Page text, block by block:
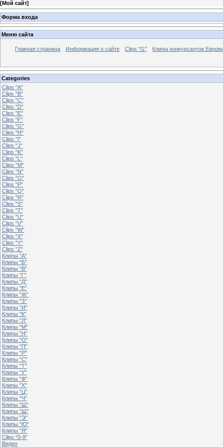
[Мой сайт]
Форма входа
Меню сайта
Главная страница Информация о сайте Clips "G" Клипы конкурсантов
Categories
Clips "A"
Clips "B"
Clips "C"
Clips "D"
Clips "E"
Clips "F"
Clips "G"
Clips "H"
Clips "I"
Clips "J"
Clips "K"
Clips "L"
Clips "M"
Clips "N"
Clips "O"
Clips "P"
Clips "Q"
Clips "R"
Clips "S"
Clips "T"
Clips "U"
Clips "V"
Clips "W"
Clips "X"
Clips "Y"
Clips "Z"
Клипы "А"
Клипы "Б"
Клипы "В"
Клипы "Г"
Клипы "Д"
Клипы "Е"
Клипы "Ж"
Клипы "З"
Клипы "И"
Клипы "К"
Клипы "Л"
Клипы "М"
Клипы "Н"
Клипы "О"
Клипы "П"
Клипы "Р"
Клипы "С"
Клипы "Т"
Клипы "У"
Клипы "Ф"
Клипы "Х"
Клипы "Ц"
Клипы "Ч"
Клипы "Ш"
Клипы "Щ"
Клипы "Э"
Клипы "Ю"
Клипы "Я"
Clips "0-9"
Видео